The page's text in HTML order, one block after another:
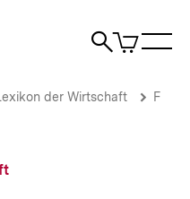
Suche
Artikel
im
der Wirtschaft F